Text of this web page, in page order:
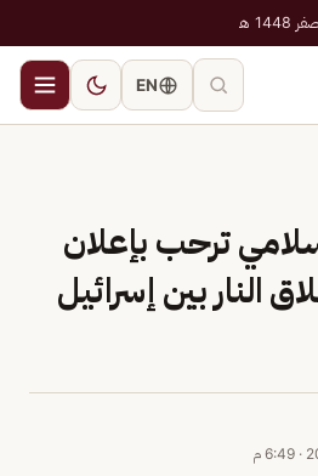
EN
ترحب بإعلان
النار بين إسرائيل
· 6:49 م